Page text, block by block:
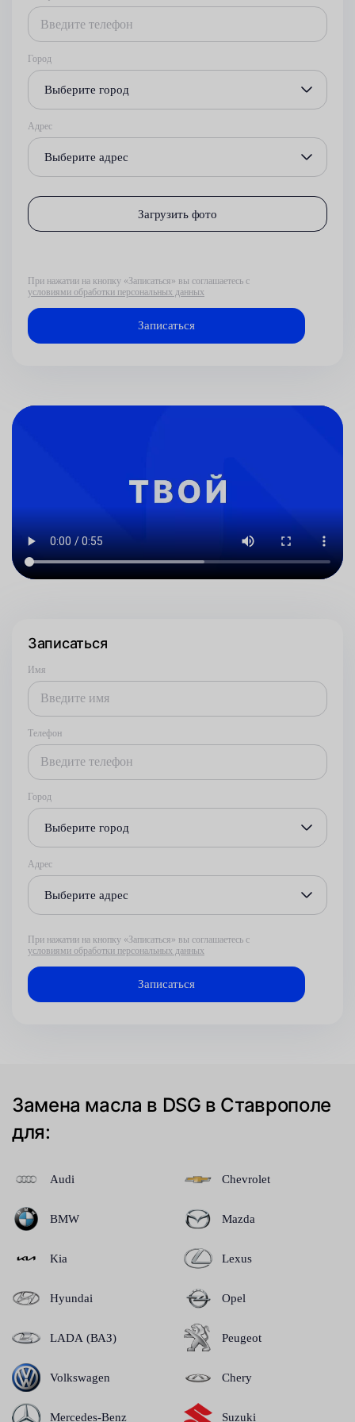
Город
Выберите город
Адрес
Выберите адрес
Загрузить фото
При нажатии на кнопку «Записаться» вы соглашаетесь с
условиями обработки персональных данных
Записаться
Имя
Телефон
Город
Выберите город
Адрес
Выберите адрес
При нажатии на кнопку «Записаться» вы соглашаетесь с
условиями обработки персональных данных
Замена масла в DSG в Ставрополе
для:
Audi
BMW
Kia
Hyundai
LADA (ВАЗ)
Volkswagen
Mercedes-Benz
Chevrolet
Mazda
Lexus
Opel
Peugeot
Chery
Suzuki